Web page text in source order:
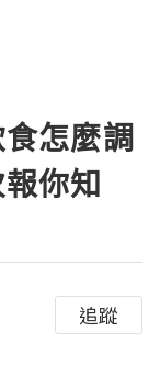
怎麼調
你知
追蹤